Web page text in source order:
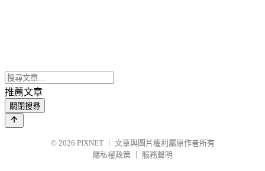
推薦文章
關閉搜尋
© 2026 PIXNET
文章與圖片權利屬原作者所有
隱私權政策
服務聲明